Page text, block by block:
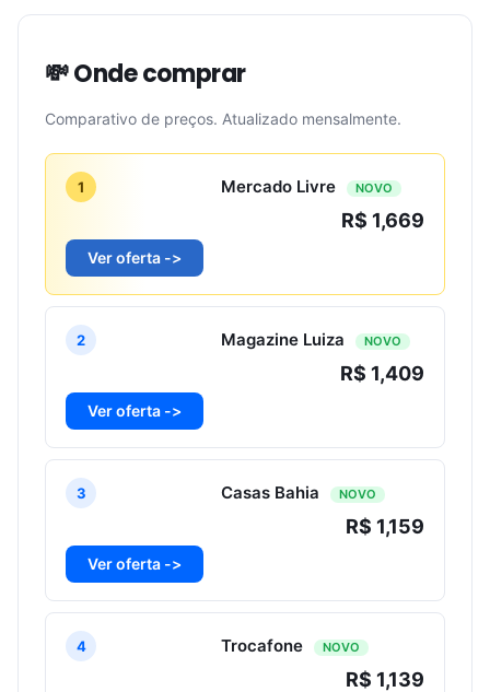
💸 Onde comprar
Comparativo de preços. Atualizado mensalmente.
1 Mercado Livre NOVO
R$ 1,669
Ver oferta ->
2 Magazine Luiza NOVO
R$ 1,409
Ver oferta ->
3 Casas Bahia NOVO
R$ 1,159
Ver oferta ->
4 Trocafone NOVO
R$ 1,139